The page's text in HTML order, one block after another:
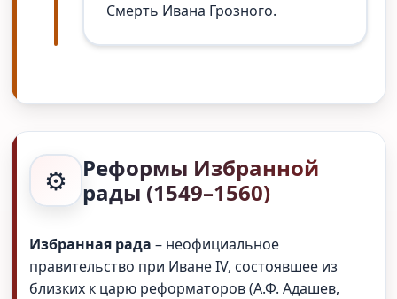
Смерть Ивана Грозного.
⚙️
Реформы Избранной
рады (1549–1560)
Избранная рада – неофициальное
правительство при Иване IV, состоявшее из
близких к царю реформаторов (А.Ф. Адашев,